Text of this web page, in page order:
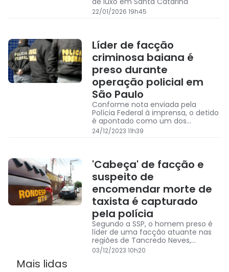
22/01/2026 19h45
Líder de facção
criminosa baiana é
preso durante
operação policial em
São Paulo
Conforme nota enviada pela
Polícia Federal à imprensa, o detido
é apontado como um dos
principais suspeitos de coordenar o
ataque a um carro-forte
24/12/2023 11h39
'Cabeça' de facção e
suspeito de
encomendar morte de
taxista é capturado
pela polícia
Segundo a SSP, o homem preso é
líder de uma facção atuante nas
regiões de Tancredo Neves,
Fazenda Grande III e IV, Garcia e
Uruguai
03/12/2023 10h20
Mais lidas